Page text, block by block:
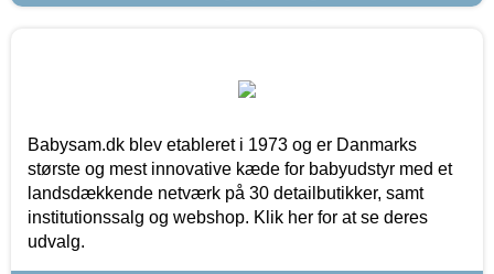
Babysam.dk blev etableret i 1973 og er Danmarks
største og mest innovative kæde for babyudstyr med et
landsdækkende netværk på 30 detailbutikker, samt
institutionssalg og webshop. Klik her for at se deres
udvalg.